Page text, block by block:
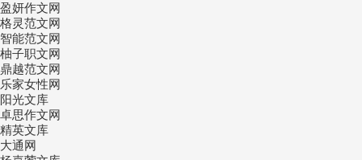
盈妍作文网
格灵范文网
智能范文网
柚子职文网
鼎越范文网
乐家女性网
阳光文库
卓思作文网
精英文库
大通网